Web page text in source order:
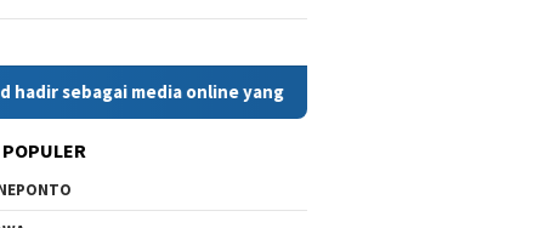
media online yang menyajikan berita cepat, faktual,